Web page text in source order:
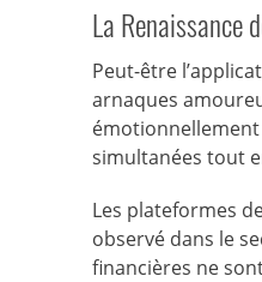
La Renaissance
Peut-être
arnaques
émotionnellement
simultanées tout
Les plateformes
observé dans le
financières ne